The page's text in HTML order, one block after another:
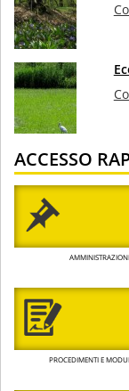
ACCESSO
PROCEDIMENTI E